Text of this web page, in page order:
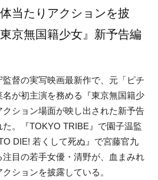
当たりアクションを披
京無国籍少女』新予告編
督の実写映画最新作で、元「ピチ
が初主演を務める『東京無国籍少
ション場面が映し出された新予告
。『TOKYO TRIBE』で園子温監
DIE! 若くして死ぬ』で宮藤官九
目の若手女優・清野が、血まみれ
ションを披露している。